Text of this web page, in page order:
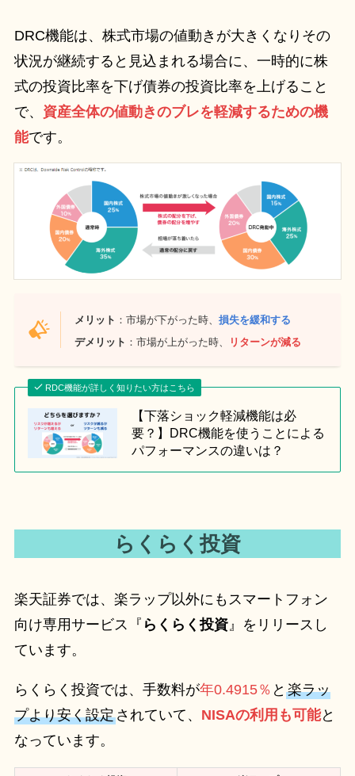
DRC機能は、株式市場の値動きが大きくなりその
状況が継続すると見込まれる場合に、一時的に株
式の投資比率を下げ債券の投資比率を上げること
で、 資産全体の値動きのブレを軽減するための機
能です。
メリット ：市場が下がった時、損失を緩和する
デメリット ：市場が上がった時、 リターンが減る
RDC機能が詳しく知りたい方はこちら
【下落ショック軽減機能は必
要？】DRC機能を使うことによる
パフォーマンスの違いは？
らくらく投資
楽天証券では、楽ラップ以外にもスマートフォン
向け専用サービス『 らくらく投資』をリリースし
ています。
らくらく投資では、手数料が年0.4915％ と 楽ラッ
プより安く設定されていて、 NISAの利用も可能と
なっています。